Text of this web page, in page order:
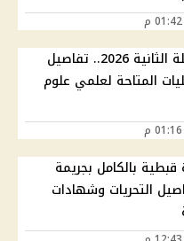
ملامح تنسيق المرحلة الثانية 2026.. تفاصيل
المتاحة لعلمي علوم
بالكامل بجريمة
التحريات وشهادات